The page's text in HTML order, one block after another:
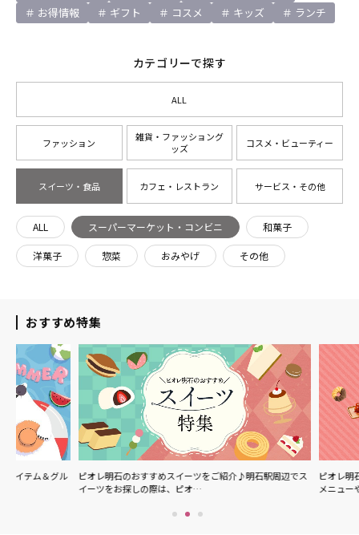
お得情報
ギフト コスメ キッズ ランチ
カテゴリーで探す
ALL
ファッション
雑貨・ファッショング
ッズ
コスメ・ビューティー
スイーツ・食品 カフェ・レストラン サービス・その他
ALL スーパーマーケット・コンビニ 和菓子
洋菓子 惣菜 おみやげ その他
おすすめ特集
ピオレ明石のおすすめスイーツをご紹介♪明石駅周辺でス
イーツをお探しの際は、ピオ…
ピオレ明石で食べられ
メニューやスイーツな